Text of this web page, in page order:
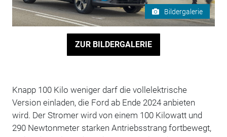
Bildergalerie
ZUR BILDERGALERIE
Knapp 100 Kilo weniger darf die vollelektrische
Version einladen, die Ford ab Ende 2024 anbieten
wird. Der Stromer wird von einem 100 Kilowatt und
290 Newtonmeter starken Antriebsstrang fortbewegt,